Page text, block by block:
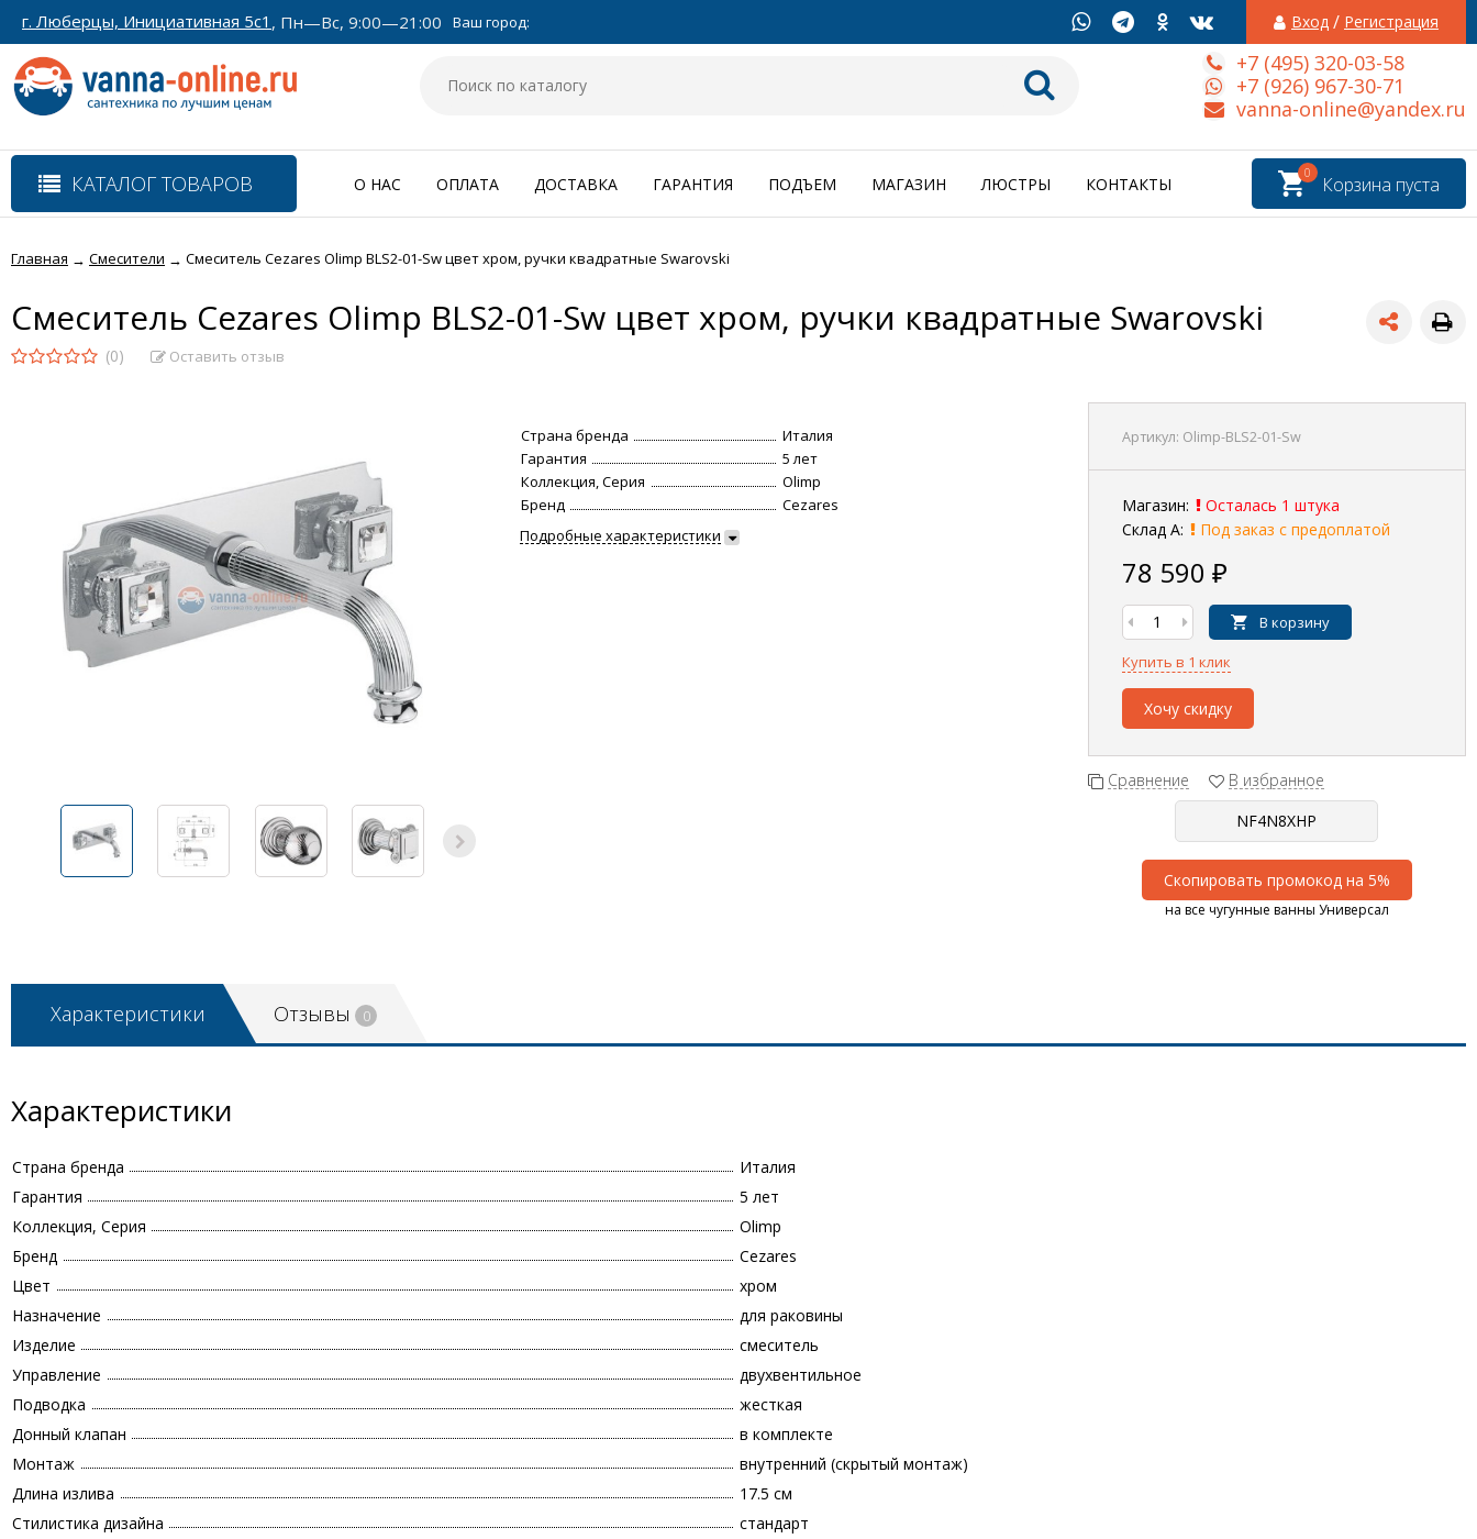
г. Люберцы, Инициативная 5с1 , Пн—Вс, 9:00—21:00 Ваш город: Вход / Регистрация
+7 (495) 320-03-58
+7 (926) 967-30-71
vanna-online@yandex.ru
КАТАЛОГ ТОВАРОВ Корзина пуста
0
О НАС ОПЛАТА ДОСТАВКА ГАРАНТИЯ ПОДЪЕМ МАГАЗИН ЛЮСТРЫ КОНТАКТЫ
Главная → Смесители → Смеситель Cezares Olimp BLS2-01-Sw цвет хром, ручки квадратные Swarovski
Смеситель Cezares Olimp BLS2-01-Sw цвет хром, ручки квадратные Swarovski
(0) Оставить отзыв
Артикул: Olimp-BLS2-01-Sw
Магазин:
Осталась 1 штука
Склад А:
Под заказ с предоплатой
78 590 ₽
В корзину
Купить в 1 клик
Хочу скидку
Сравнение В избранное
Скопировать промокод на 5%
на все чугунные ванны Универсал
Страна бренда
Италия
Гарантия
5 лет
Коллекция, Серия
Olimp
Бренд
Cezares
Подробные характеристики
Характеристики Отзывы 0
Характеристики
Страна бренда
Италия
Гарантия
5 лет
Коллекция, Серия
Olimp
Бренд
Cezares
Цвет
хром
Назначение
для раковины
Изделие
смеситель
Управление
двухвентильное
Подводка
жесткая
Донный клапан
в комплекте
Монтаж
внутренний (скрытый монтаж)
Длина излива
17.5 см
Стилистика дизайна
стандарт